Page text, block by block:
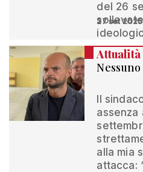
del 26
27 set 2025
Attualità
Il
assenza
alla mia
attacca: